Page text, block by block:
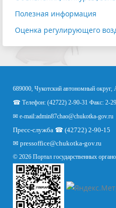
Полезная информация
Оценка регулирующего
689000, Чукотский автономный округ,
☎ Телефон: (42722) 2-90-31 Факс: 2-
✉ e-mail:admin87chao@chukotka-gov.ru
Пресс-служба ☎ (42722) 2-90-15
✉ pressoffice@chukotka-gov.ru
© 2026 Портал государственных